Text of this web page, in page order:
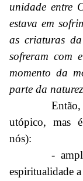
unidade entre
estava em
as criaturas
sofreram com
momento da
parte da
utópico, mas
nós):
-
espiritualidade